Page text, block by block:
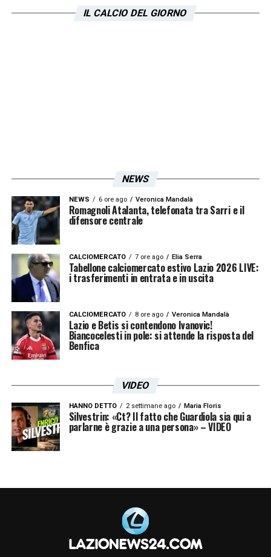
15 milioni di euro, cifra che in casa
Trattativa riaperta e possibili
sviluppi rapidi
La sensazione è che, qualora il Bologna
dovesse ammorbidire la propria posizione,
l’affare potrebbe
Lazio ha bisogno di chiudere per un
centrocampista in tempi brevi e Fabbian
conosce già il campionato, riducendo i rischi
di adattamento.
LEGGI ANCHE:Calciomercato Lazio, occhi
puntati su un giovane centrocampista!
Ecco di chi si tratta
LA PLAYLIST DELLE NOSTRE TOP NEWS
IL CALCIO DEL GIORNO
NEWS
NEWS 6 ore ago Veronica Mandalà
Romagnoli Atalanta, telefonata tra Sarri e il
difensore centrale
CALCIOMERCATO 7 ore ago Elia Serra
Tabellone calciomercato estivo Lazio 2026 LIVE:
i trasferimenti in entrata e in uscita
CALCIOMERCATO 8 ore ago Veronica Mandalà
Lazio e Betis si contendono Ivanovic!
Biancocelesti in pole: si attende la risposta del
Benfica
VIDEO
HANNO DETTO 2 settimane ago Maria Floris
Silvestrin: «Ct? Il fatto che Guardiola sia qui a
parlarne è grazie a una persona» – VIDEO